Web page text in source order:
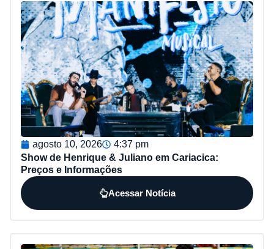
agosto 10, 2026
4:37 pm
Show de Henrique & Juliano em Cariacica:
Preços e Informações
Acessar Notícia